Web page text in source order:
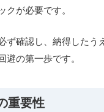
クが必要です。
ず確認し、納得したう
避の第一歩です。
重要性